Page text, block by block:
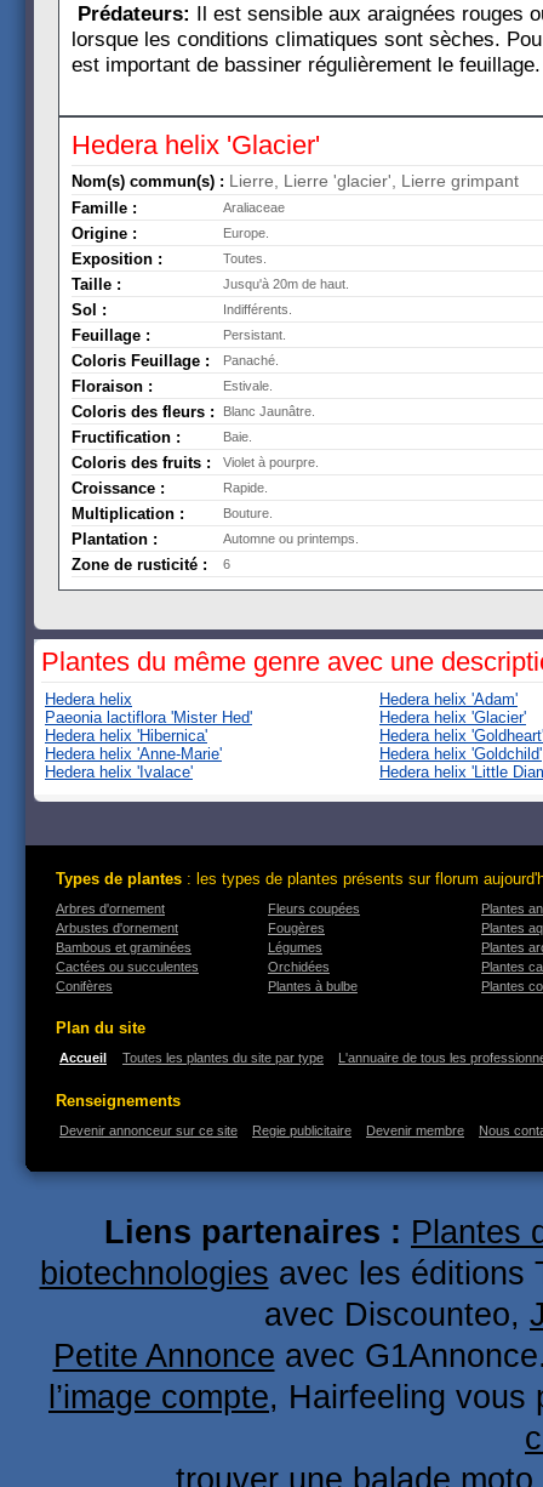
Prédateurs: Il est sensible aux araignées rouges
lorsque les conditions climatiques sont sèches.
est important de bassiner régulièrement le feuillage.
Hedera helix 'Glacier'
Nom(s) commun(s) : Lierre, Lierre 'glacier', Lierre grimpant
Famille : Araliaceae
Origine : Europe.
Exposition : Toutes.
Taille : Jusqu'à 20m de haut.
Sol : Indifférents.
Feuillage : Persistant.
Coloris Feuillage : Panaché.
Floraison : Estivale.
Coloris des fleurs : Blanc Jaunâtre.
Fructification : Baie.
Coloris des fruits : Violet à pourpre.
Croissance : Rapide.
Multiplication : Bouture.
Plantation : Automne ou printemps.
Zone de rusticité : 6
Plantes du même genre avec une
Hedera helix
Paeonia lactiflora 'Mister Hed'
Hedera helix 'Hibernica'
Hedera helix 'Anne-Marie'
Hedera helix 'Ivalace'
Hedera helix 'Adam'
Hedera helix 'Glacier'
Hedera helix 'Goldheart'
Hedera helix 'Goldchild'
Hedera helix 'Little
Types de plantes : les types de plantes présents sur florum
Arbres d'ornement
Arbustes d'ornement
Bambous et graminées
Cactées ou succulentes
Conifères
Fleurs coupées
Fougères
Légumes
Orchidées
Plantes à bulbe
Plantes
Plantes
Plantes
Plantes
Plantes
Plan du site
Accueil Toutes les plantes du site par type L'annuaire de tous les
Renseignements
Devenir annonceur sur ce site Regie publicitaire Devenir membre Nous
Liens partenaires : Plantes
biotechnologies avec les éditions
avec Discounteo,
Petite Annonce avec
l’image compte, Hairfeeling vous
trouver une balade moto